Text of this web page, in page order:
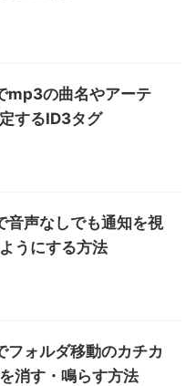
mp3の曲名やアーテ
するID3タグ
声なしでも通知を視
うにする方法
ォルダ移動のカチカ
消す・鳴らす方法